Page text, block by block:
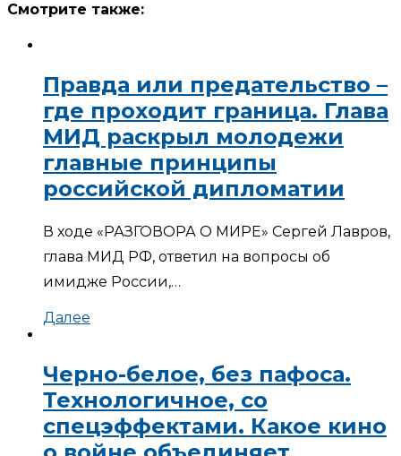
Смотрите также:
Правда или предательство –
где проходит граница. Глава
МИД раскрыл молодежи
главные принципы
российской дипломатии
В ходе «РАЗГОВОРА О МИРЕ» Сергей Лавров,
глава МИД РФ, ответил на вопросы об
имидже России,…
Далее
Черно-белое, без пафоса.
Технологичное, со
спецэффектами. Какое кино